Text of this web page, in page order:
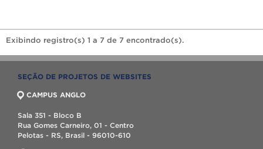
Exibindo registro(s) 1 a 7 de 7 encontrado(s).
SEÇÃO DE PROJETOS DE WEBSITES
CAMPUS ANGLO
Sala 351 - Bloco B
Rua Gomes Carneiro, 01 - Centro
Pelotas - RS, Brasil - 96010-610